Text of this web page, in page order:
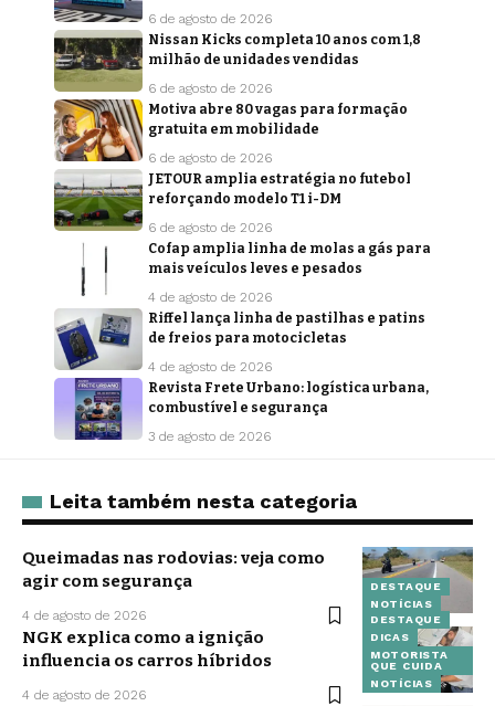
6 de agosto de 2026
Nissan Kicks completa 10 anos com 1,8
milhão de unidades vendidas
6 de agosto de 2026
Motiva abre 80 vagas para formação
gratuita em mobilidade
6 de agosto de 2026
JETOUR amplia estratégia no futebol
reforçando modelo T1 i-DM
6 de agosto de 2026
Cofap amplia linha de molas a gás para
mais veículos leves e pesados
4 de agosto de 2026
Riffel lança linha de pastilhas e patins
de freios para motocicletas
4 de agosto de 2026
Revista Frete Urbano: logística urbana,
combustível e segurança
3 de agosto de 2026
Leita também nesta categoria
DESTAQUE
NOTÍCIAS
Queimadas nas rodovias: veja como
agir com segurança
4 de agosto de 2026
DESTAQUE
DICAS
MOTORISTA
QUE CUIDA
NOTÍCIAS
NGK explica como a ignição
influencia os carros híbridos
4 de agosto de 2026